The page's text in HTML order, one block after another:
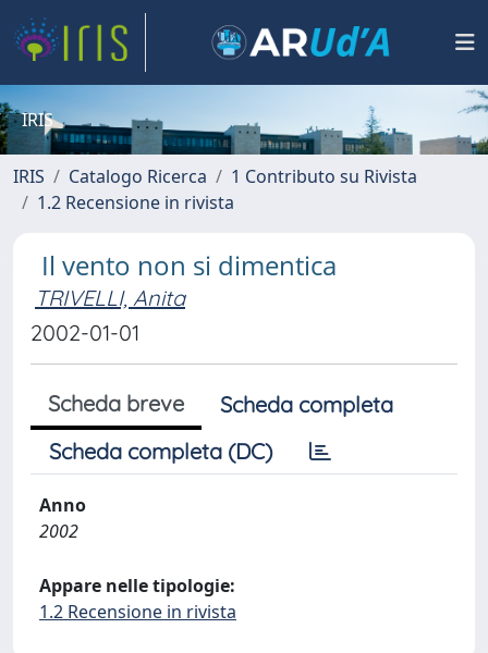
IRIS
IRIS Catalogo Ricerca
1 Contributo su Rivista
1.2 Recensione in rivista
Il vento non si dimentica
TRIVELLI, Anita
2002-01-01
Scheda breve
Scheda completa
Scheda completa (DC)
Anno
2002
Appare nelle tipologie:
1.2 Recensione in rivista